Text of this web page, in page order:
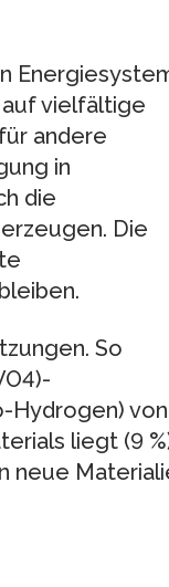
auf vielfältige
andere
in
die
Die
So
Hydrogen) von
liegt (9
neue